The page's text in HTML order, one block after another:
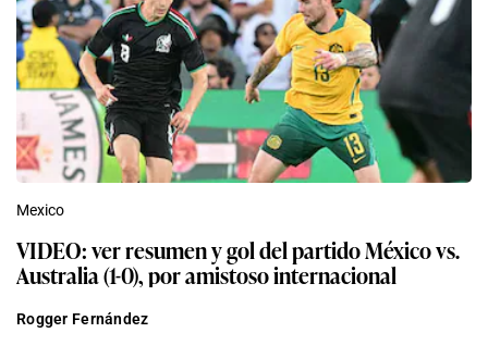
Mexico
VIDEO: ver resumen y gol del partido México vs.
Australia (1-0), por amistoso internacional
Rogger Fernández